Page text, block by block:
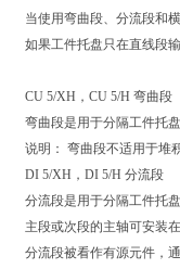
当使用弯曲段、分流段和
如果工件托盘只在直线段
CU 5/XH，CU 5/H 弯曲段
弯曲段是用于分隔工件托
说明： 弯曲段不适用于堆
DI 5/XH，DI 5/H 分流段
分流段是用于分隔工件托
主段或次段的主轴可安装
分流段被看作有源元件，